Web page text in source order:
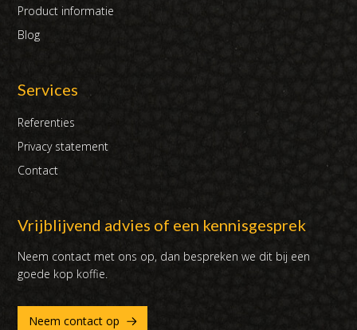
Product informatie
Blog
Services
Referenties
Privacy statement
Contact
Vrijblijvend advies of een kennisgesprek
Neem contact met ons op, dan bespreken we dit bij een
goede kop koffie.
Neem contact op